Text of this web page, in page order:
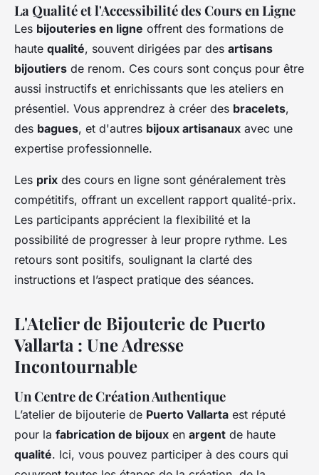
La Qualité et l'Accessibilité des Cours en Ligne
Les bijouteries en ligne offrent des formations de
haute qualité, souvent dirigées par des artisans
bijoutiers de renom. Ces cours sont conçus pour être
aussi instructifs et enrichissants que les ateliers en
présentiel. Vous apprendrez à créer des bracelets,
des bagues, et d'autres bijoux artisanaux avec une
expertise professionnelle.
Les prix des cours en ligne sont généralement très
compétitifs, offrant un excellent rapport qualité-prix.
Les participants apprécient la flexibilité et la
possibilité de progresser à leur propre rythme. Les
retours sont positifs, soulignant la clarté des
instructions et l’aspect pratique des séances.
L'Atelier de Bijouterie de Puerto
Vallarta : Une Adresse
Incontournable
Un Centre de Création Authentique
L’atelier de bijouterie de Puerto Vallarta est réputé
pour la fabrication de bijoux en argent de haute
qualité. Ici, vous pouvez participer à des cours qui